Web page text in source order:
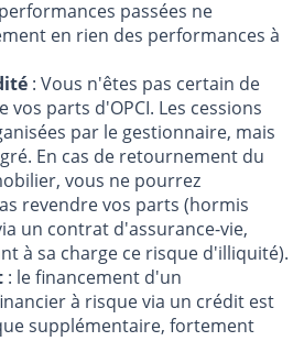
passées ne
en rien des performances à
: Vous n'êtes pas certain de
parts d'OPCI. Les cessions
par le gestionnaire, mais
En cas de retournement du
vous ne pourrez
revendre vos parts (hormis
un contrat d'assurance-vie,
à sa charge ce risque d'illiquité).
: le financement d'un
à risque via un crédit est
supplémentaire, fortement